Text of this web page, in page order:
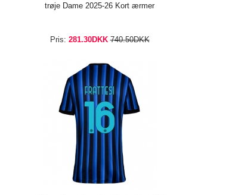
trøje Dame 2025-26 Kort ærmer
Pris: 281.30DKK 740.50DKK